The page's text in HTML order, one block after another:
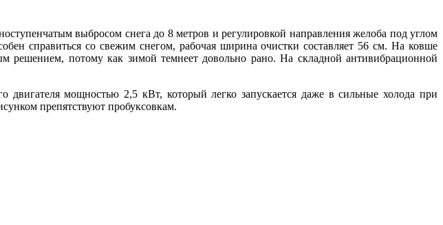
выбросом снега до 8 метров и регулировкой направления желоба под углом
справиться со свежим снегом, рабочая ширина очистки составляет 56 см. На ковше
решением, потому как зимой темнеет довольно рано. На складной антивибрационной
мощностью 2,5 кВт, который легко запускается даже в сильные холода при
препятствуют пробуксовкам.